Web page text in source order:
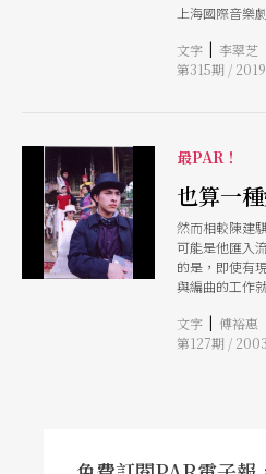
上海國際音樂
健，香港劇場
「音」雄逐鹿
文字 | 李翠芝
第315期 /
最PAR！
也算一
然而相較陳建
可能是他匯入
的是，即使有
與編曲的工作
係的曲子。「
相差很多！」
文字 | 傅裕惠
第127期 /